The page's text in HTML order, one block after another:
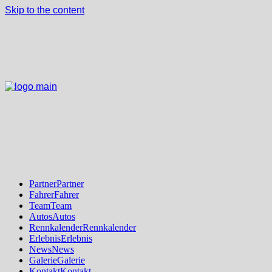
Skip to the content
PartnerPartner
FahrerFahrer
TeamTeam
AutosAutos
RennkalenderRennkalender
ErlebnisErlebnis
NewsNews
GalerieGalerie